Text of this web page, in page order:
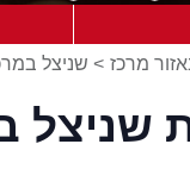
מרכז > שניצל
שניצל